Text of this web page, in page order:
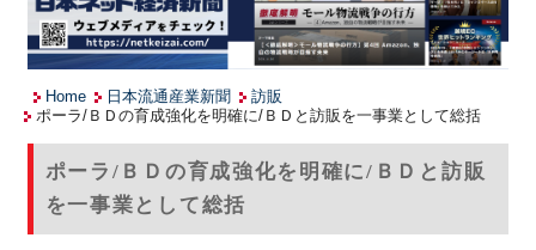
Home 日本流通産業新聞
訪販
ポーラ/ＢＤの育成強化を明確に/ＢＤと訪販を一事業として総括
ポーラ/ＢＤの育成強化を明確に/ＢＤと訪販
を一事業として総括